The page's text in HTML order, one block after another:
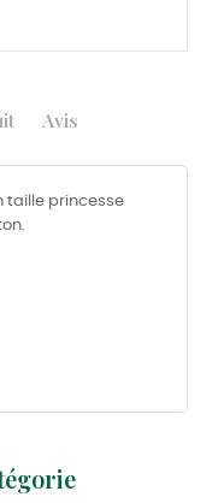
Avis
taille princesse